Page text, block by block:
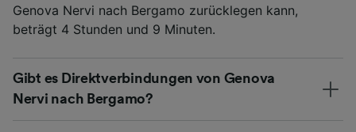
Genova Nervi nach Bergamo zurücklegen kann,
beträgt 4 Stunden und 9 Minuten.
Gibt es Direktverbindungen von Genova
Nervi nach Bergamo?